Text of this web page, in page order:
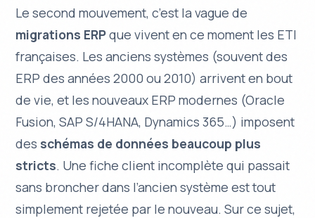
Le second mouvement, c’est la vague de
migrations ERPque vivent en ce moment les ETI
françaises. Les anciens systèmes (souvent des
ERP des années 2000 ou 2010) arrivent en bout
de vie, et les nouveaux ERP modernes (Oracle
Fusion, SAP S/4HANA, Dynamics 365…) imposent
des schémas de données beaucoup plus
stricts. Une fiche client incomplète qui passait
sans broncher dans l’ancien système est tout
simplement rejetée par le nouveau. Sur ce sujet,